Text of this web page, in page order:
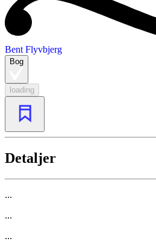
Bent Flyvbjerg
Bog
loading
Detaljer
...
...
...